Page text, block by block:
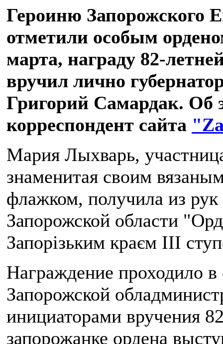
Героиню Запорожского
отметили особым
марта, награду 82-
вручил лично
Григорий Самардак. Об
корреспондент сайта
Мария Лыхварь,
знаменитая своим
флажком, получила из рук
Запорожской области
Запорізьким краєм III
Награждение проходило в
Запорожской
инициаторами вручения
запорожанке ордена